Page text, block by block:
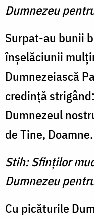
Dumnezeu
Surpat-au bunii
înşelăciunii
Dumnezeiască
credinţă
Dumnezeul
de Tine, Doamne.
Stih: Sfinţilor
Dumnezeu
Cu picăturile